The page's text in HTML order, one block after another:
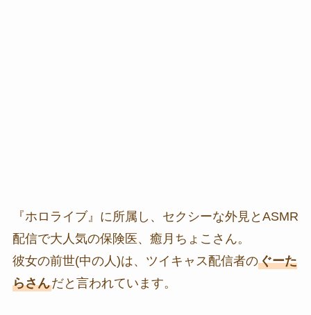
『ホロライブ』に所属し、セクシーな外見とASMR
配信で大人気の保険医、癒月ちょこさん。
彼女の前世(中の人)は、ツイキャス配信者のぐーた
らさんだと言われています。